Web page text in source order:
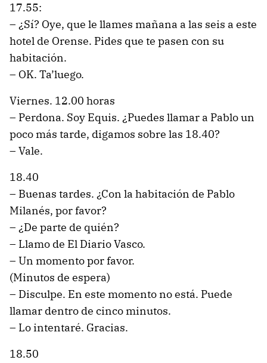
17.55:
– ¿Sí? Oye, que le llames mañana a las seis a este
hotel de Orense. Pides que te pasen con su
habitación.
– OK. Ta’luego.
Viernes. 12.00 horas
– Perdona. Soy Equis. ¿Puedes llamar a Pablo un
poco más tarde, digamos sobre las 18.40?
– Vale.
18.40
– Buenas tardes. ¿Con la habitación de Pablo
Milanés, por favor?
– ¿De parte de quién?
– Llamo de El Diario Vasco.
– Un momento por favor.
(Minutos de espera)
– Disculpe. En este momento no está. Puede
llamar dentro de cinco minutos.
– Lo intentaré. Gracias.
18.50